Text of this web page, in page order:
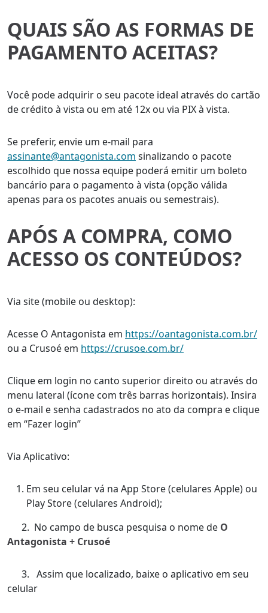
QUAIS SÃO AS FORMAS DE
PAGAMENTO ACEITAS?
Você pode adquirir o seu pacote ideal através do cartão
de crédito à vista ou em até 12x ou via PIX à vista.
Se preferir, envie um e-mail para
assinante@antagonista.com sinalizando o pacote
escolhido que nossa equipe poderá emitir um boleto
bancário para o pagamento à vista (opção válida
apenas para os pacotes anuais ou semestrais).
APÓS A COMPRA, COMO
ACESSO OS CONTEÚDOS?
Via site (mobile ou desktop):
Acesse O Antagonista em https://oantagonista.com.br/
ou a Crusoé em https://crusoe.com.br/
Clique em login no canto superior direito ou através do
menu lateral (ícone com três barras horizontais). Insira
o e-mail e senha cadastrados no ato da compra e clique
em “Fazer login”
Via Aplicativo:
Em seu celular vá na App Store (celulares Apple) ou
Play Store (celulares Android);
2. No campo de busca pesquisa o nome de O
Antagonista + Crusoé
3. Assim que localizado, baixe o aplicativo em seu
celular